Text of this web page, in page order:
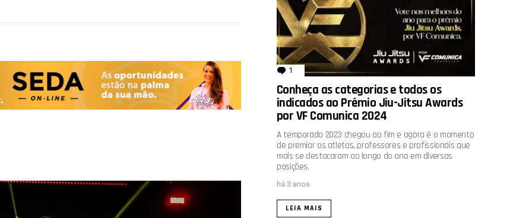
1 comentário
Conheça as categorias e todos os
indicados ao Prêmio Jiu-Jitsu Awards
por VF Comunica 2024
A temporada 2023 chegou ao fim e agora é o momento
de premiar os atletas, professores e profissionais que
mais se destacaram ao longo do ano em diversas
posições.
há 3 anos
LEIA MAIS